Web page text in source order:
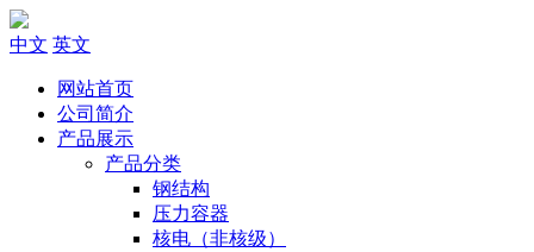
中文 英文
网站首页
公司简介
产品展示
产品分类
钢结构
压力容器
核电（非核级）